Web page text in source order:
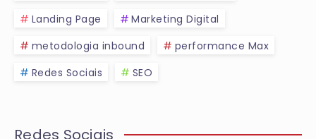
Landing Page
Marketing Digital
metodologia inbound
performance Max
Redes Sociais
SEO
Redes Sociais